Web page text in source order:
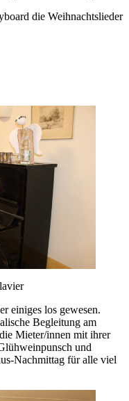
die Weihnachtslieder
einiges los gewesen.
Begleitung am
Mieter/innen mit ihrer
und
Nachmittag für alle viel